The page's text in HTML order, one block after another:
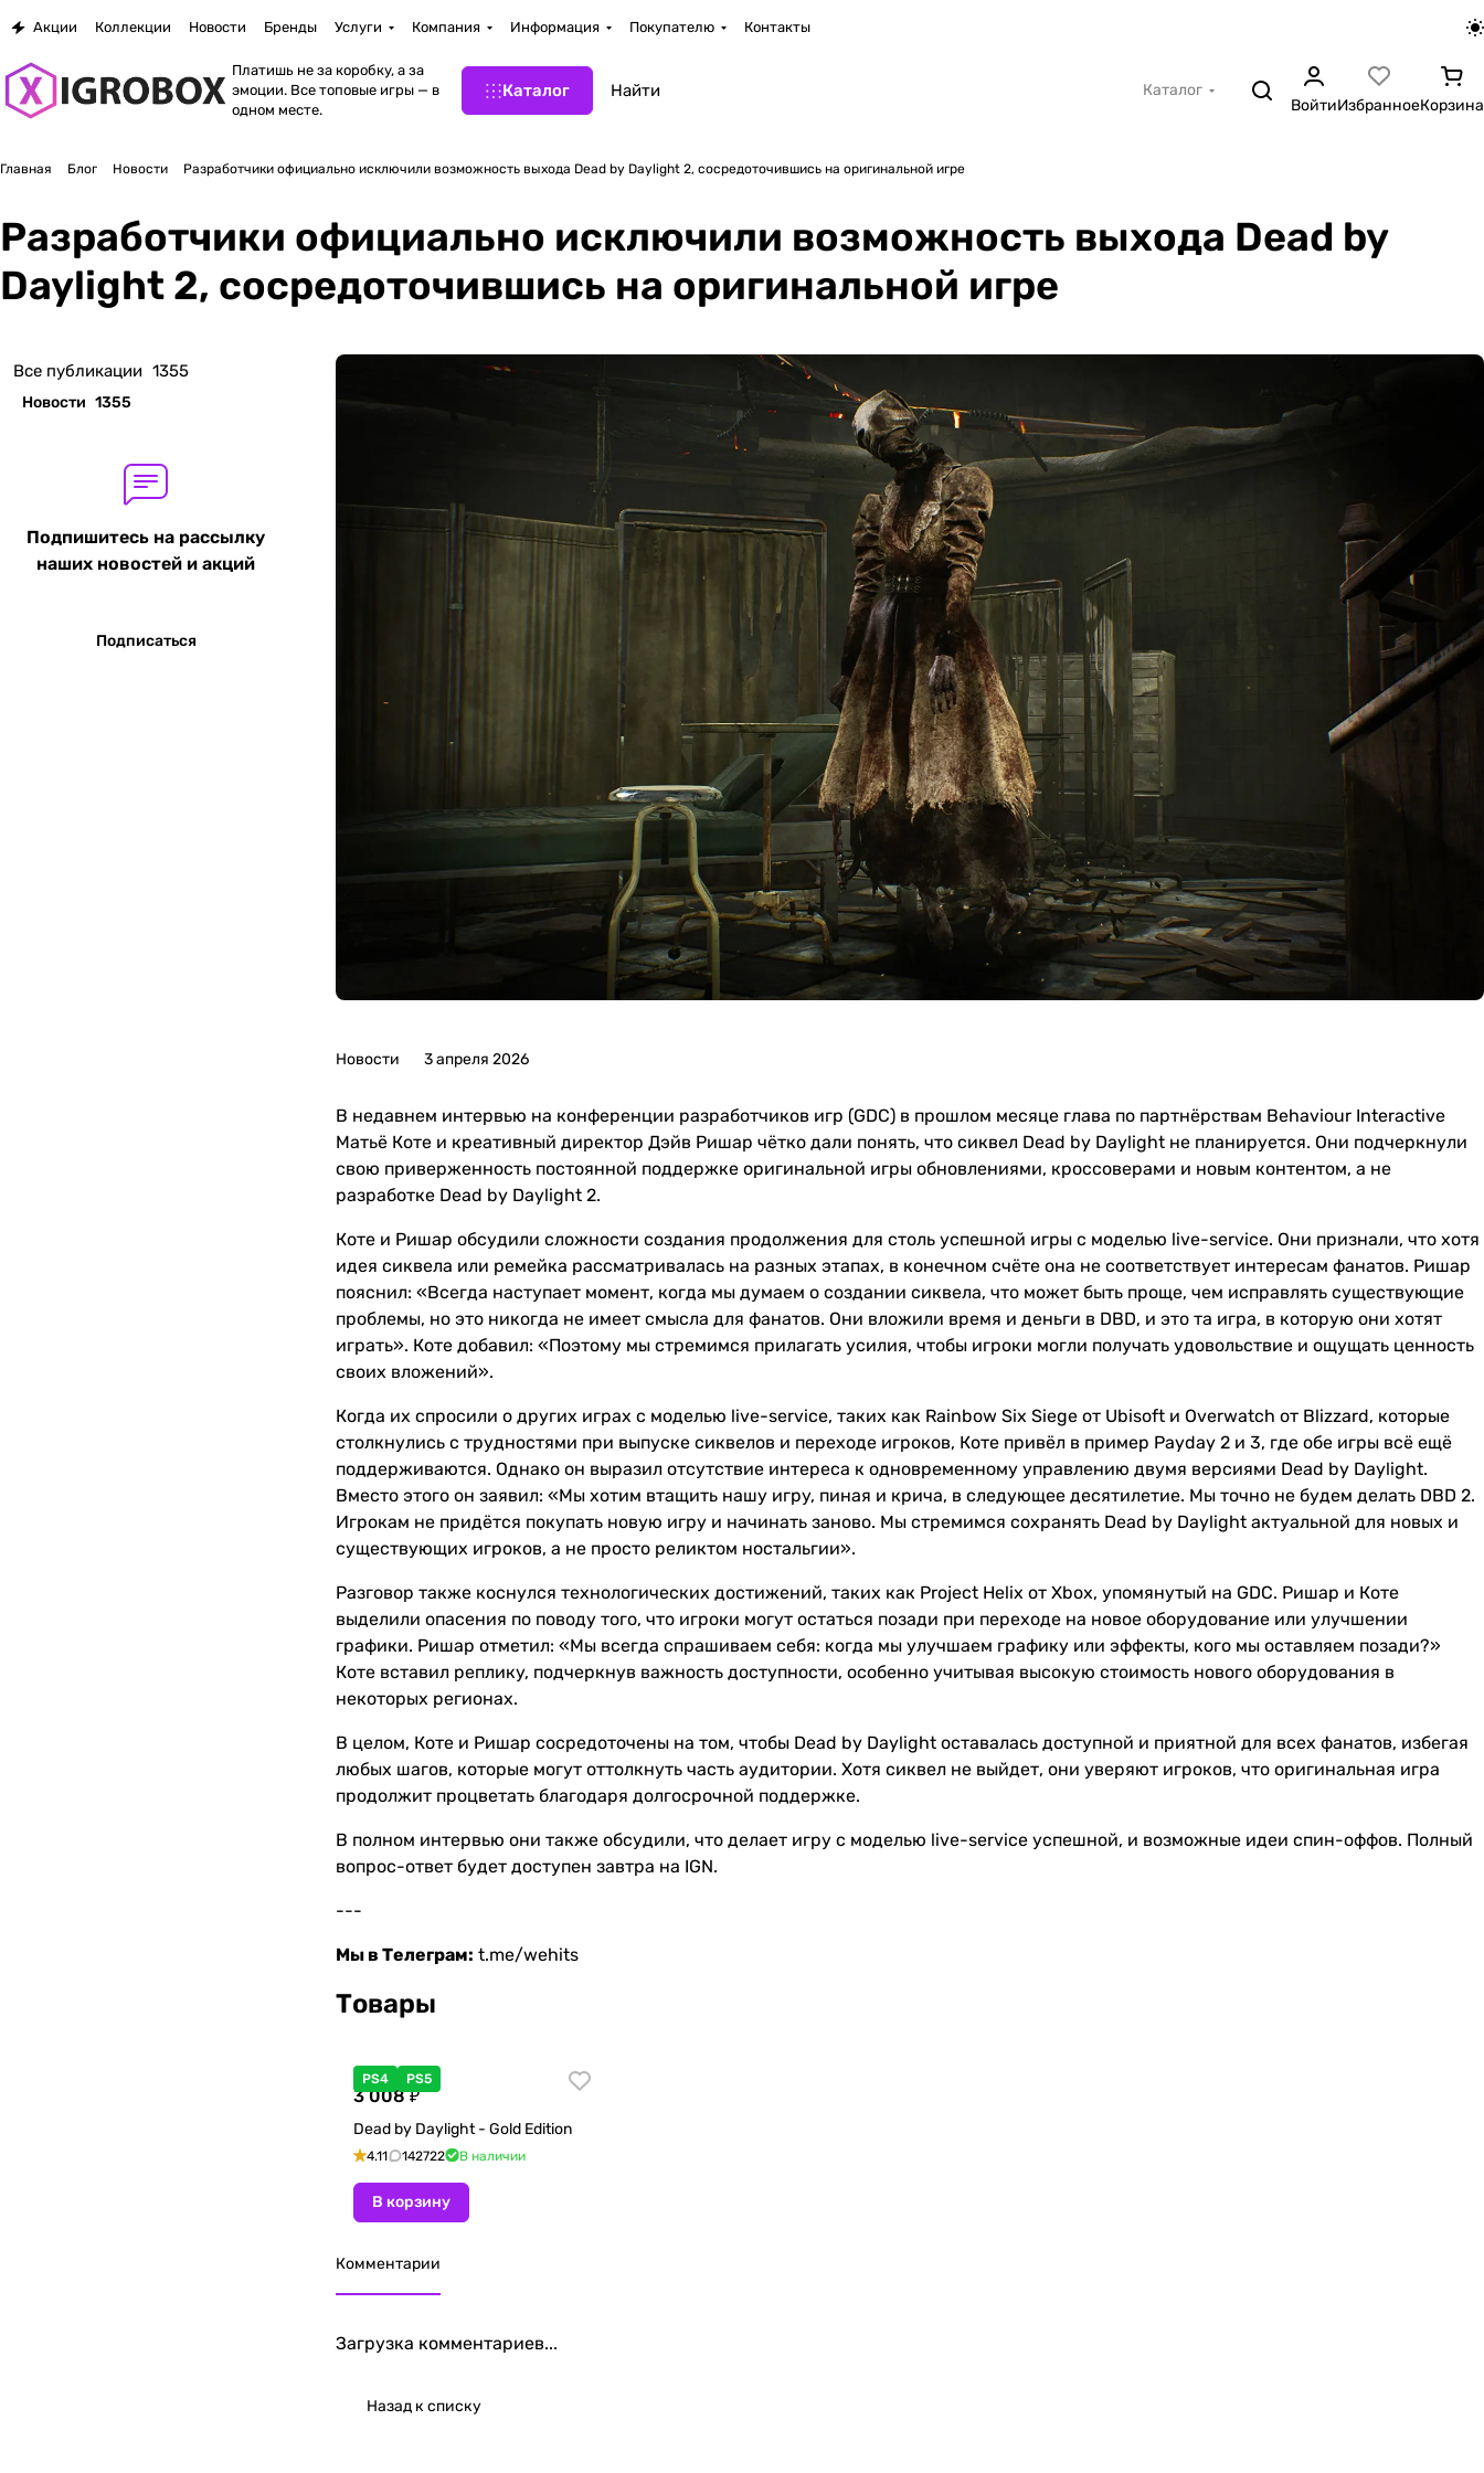
Акции Коллекции Новости Бренды Услуги Компания Информация Покупателю Контакты
Платишь не за коробку, а за
эмоции. Все топовые игры — в
одном месте.
Каталог
Каталог
ВойтиИзбранноеКорзина
Главная Блог Новости Разработчики официально исключили возможность выхода Dead by Daylight 2, сосредоточившись на оригинальной игре
Разработчики официально исключили возможность выхода Dead by
Daylight 2, сосредоточившись на оригинальной игре
Новости 3 апреля 2026
В недавнем интервью на конференции разработчиков игр (GDC) в прошлом месяце глава по партнёрствам Behaviour Interactive
Матьё Коте и креативный директор Дэйв Ришар чётко дали понять, что сиквел Dead by Daylight не планируется. Они подчеркнули
свою приверженность постоянной поддержке оригинальной игры обновлениями, кроссоверами и новым контентом, а не
разработке Dead by Daylight 2.
Коте и Ришар обсудили сложности создания продолжения для столь успешной игры с моделью live-service. Они признали, что хотя
идея сиквела или ремейка рассматривалась на разных этапах, в конечном счёте она не соответствует интересам фанатов. Ришар
пояснил: «Всегда наступает момент, когда мы думаем о создании сиквела, что может быть проще, чем исправлять существующие
проблемы, но это никогда не имеет смысла для фанатов. Они вложили время и деньги в DBD, и это та игра, в которую они хотят
играть». Коте добавил: «Поэтому мы стремимся прилагать усилия, чтобы игроки могли получать удовольствие и ощущать ценность
своих вложений».
Когда их спросили о других играх с моделью live-service, таких как Rainbow Six Siege от Ubisoft и Overwatch от Blizzard, которые
столкнулись с трудностями при выпуске сиквелов и переходе игроков, Коте привёл в пример Payday 2 и 3, где обе игры всё ещё
поддерживаются. Однако он выразил отсутствие интереса к одновременному управлению двумя версиями Dead by Daylight.
Вместо этого он заявил: «Мы хотим втащить нашу игру, пиная и крича, в следующее десятилетие. Мы точно не будем делать DBD 2.
Игрокам не придётся покупать новую игру и начинать заново. Мы стремимся сохранять Dead by Daylight актуальной для новых и
существующих игроков, а не просто реликтом ностальгии».
Разговор также коснулся технологических достижений, таких как Project Helix от Xbox, упомянутый на GDC. Ришар и Коте
выделили опасения по поводу того, что игроки могут остаться позади при переходе на новое оборудование или улучшении
графики. Ришар отметил: «Мы всегда спрашиваем себя: когда мы улучшаем графику или эффекты, кого мы оставляем позади?»
Коте вставил реплику, подчеркнув важность доступности, особенно учитывая высокую стоимость нового оборудования в
некоторых регионах.
В целом, Коте и Ришар сосредоточены на том, чтобы Dead by Daylight оставалась доступной и приятной для всех фанатов, избегая
любых шагов, которые могут оттолкнуть часть аудитории. Хотя сиквел не выйдет, они уверяют игроков, что оригинальная игра
продолжит процветать благодаря долгосрочной поддержке.
В полном интервью они также обсудили, что делает игру с моделью live-service успешной, и возможные идеи спин-оффов. Полный
вопрос-ответ будет доступен завтра на IGN.
---
Мы в Телеграм: t.me/wehits
Товары
PS4 PS5
3 008 ₽
Dead by Daylight - Gold Edition
4.11 142722 В наличии
В корзину
Комментарии
Загрузка комментариев...
Назад к списку
Все публикации 1355
Новости 1355
Подпишитесь на рассылку
наших новостей и акций
Подписаться